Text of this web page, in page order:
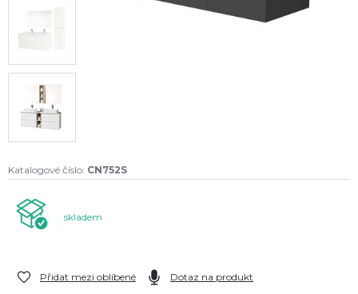
Katalogové číslo: CN752S
skladem
Přidat mezi oblíbené Dotaz na produkt